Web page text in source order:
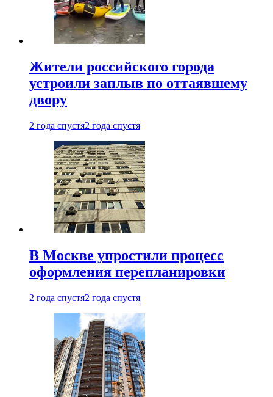
Жители российского города
устроили заплыв по оттаявшему
двору
2 года спустя2 года спустя
В Москве упростили процесс
оформления перепланировки
2 года спустя2 года спустя